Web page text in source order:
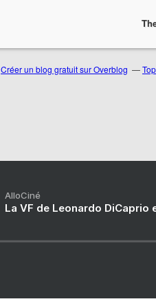
Créer un blog gratuit sur Overblog
AlloCiné
La VF de Leonardo DiCaprio